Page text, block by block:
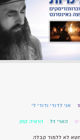
אני לדודי ודודי לי
הארי זל הראיה קוק
חטא לא ללמוד קבלה